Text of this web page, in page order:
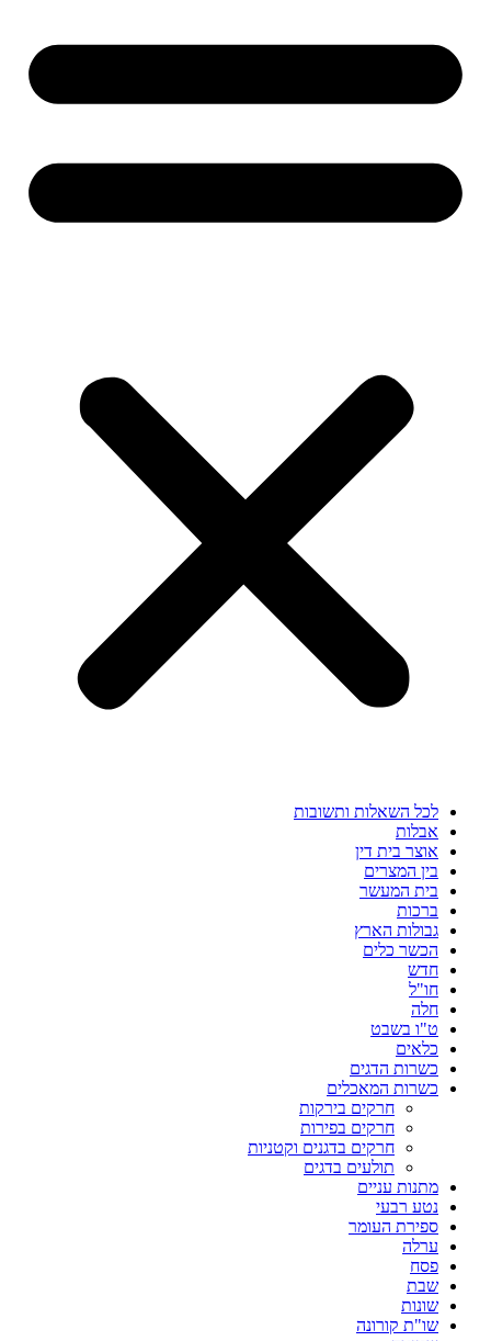
לכל השאלות ותשובות
אבלות
אוצר בית דין
בין המצרים
בית המעשר
ברכות
גבולות הארץ
הכשר כלים
חדש
חו"ל
חלה
ט"ו בשבט
כלאים
כשרות הדגים
כשרות המאכלים
חרקים בירקות
חרקים בפירות
חרקים בדגנים וקטניות
תולעים בדגים
מתנות עניים
נטע רבעי
ספירת העומר
ערלה
פסח
שבת
שונות
שו"ת קורונה